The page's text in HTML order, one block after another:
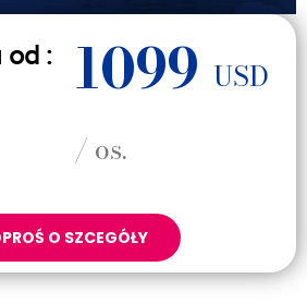
od : 1099 USD
/ os.
O SZCEGÓŁY